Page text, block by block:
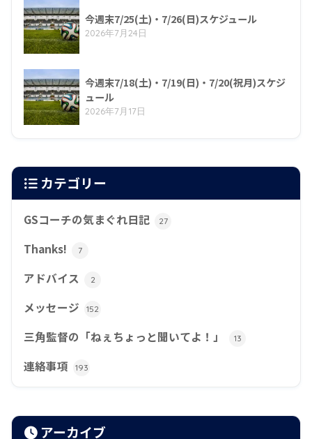
今週末7/25(土)・7/26(日)スケジュール
2026年7月24日
今週末7/18(土)・7/19(日)・7/20(祝月)スケジ
ュール
2026年7月17日
カテゴリー
GSコーチの気まぐれ日記 27
Thanks! 7
アドバイス 2
メッセージ 152
三角監督の「ねぇちょっと聞いてよ！」 13
連絡事項 193
アーカイブ